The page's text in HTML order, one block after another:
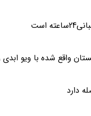
است
واقع شده با ویو ابدی
دارد